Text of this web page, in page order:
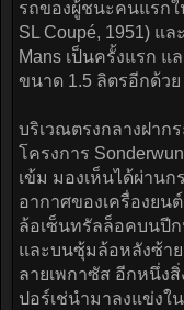
รถของผู้ชนะคนแรกใ
SL Coupé, 1951) แ
Mans เป็นครั้งแรก
ขนาด 1.5 ลิตรอีกด้วย
บริเวณตรงกลางฝาก
โครงการ
เข้ม มองเห็นได้ผ่าน
อากาศของเครื่องยน
ล้อเซ็นทรัลล็อคบนปี
และบนซุ้มล้อหลังซ้าย
ลายเพกาซัส อีกหนึ่ง
ปอร์เช่นำมาลงแข่งใ